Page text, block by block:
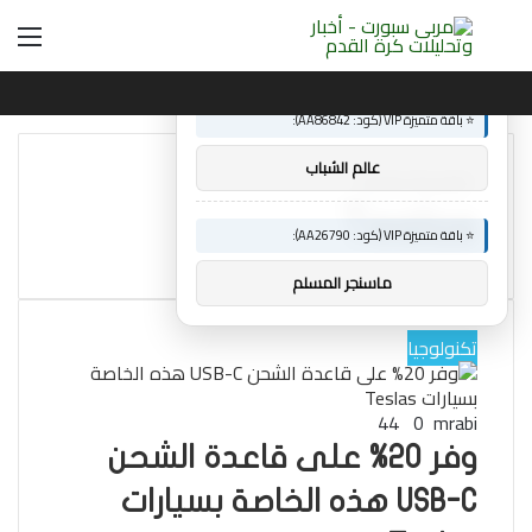
بحث
عن
الرئيسية/
Teslas
Teslas
تكنولوجيا
mrabi
0
وفر 20% على قاعدة الشحن
USB-C هذه الخاصة بسيارات
🚀 توصيات :
⭐ باقة متميزة VIP (كود: AA86842):
عالم الشباب
⭐ باقة متميزة VIP (كود: AA26790):
ماسنجر المسلم